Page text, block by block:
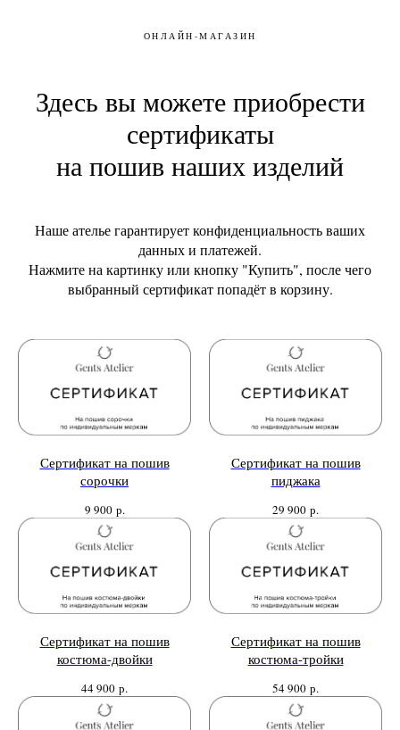
ОНЛАЙН-МАГАЗИН
Здесь вы можете приобрести
сертификаты
на пошив наших изделий
Наше ателье гарантирует конфиденциальность ваших
данных и платежей.
Нажмите на картинку или кнопку "Купить", после чего
выбранный сертификат попадёт в корзину.
Сертификат на пошив
сорочки
9 900 р.
Сертификат на пошив
пиджака
29 900 р.
Сертификат на пошив
костюма-двойки
44 900 р.
Сертификат на пошив
костюма-тройки
54 900 р.
Нужен отлично сидящий
костюм для офиса?